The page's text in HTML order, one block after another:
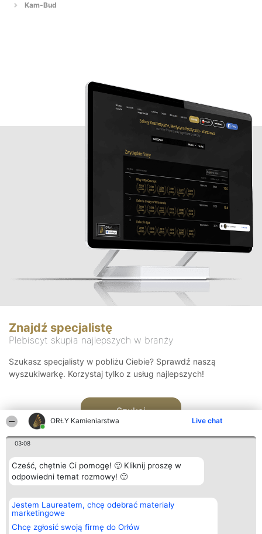
ORŁY Kamieniarstwa Live chat
03:08
Cześć, chętnie Ci pomogę! 🙂 Kliknij proszę w
odpowiedni temat rozmowy! 🙂
Jestem Laureatem, chcę odebrać materiały
marketingowe
Chcę zgłosić swoją firmę do Orłów
Kam-Bud
Znajdź specjalistę
Plebiscyt skupia najlepszych w branży
Szukasz specjalisty w pobliżu Ciebie? Sprawdź naszą
wyszukiwarkę. Korzystaj tylko z usług najlepszych!
Szukaj
Organizator plebiscytu
Bright Side Solutions sp. z o.
o. sp. k.
ul. Ruska 22
Wrocław 50-079
Plebiscyt
Laureaci
wszystkich
Laureatów
Kontakt
Kontakt